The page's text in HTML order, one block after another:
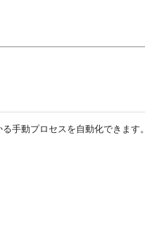
手動プロセスを自動化できます。